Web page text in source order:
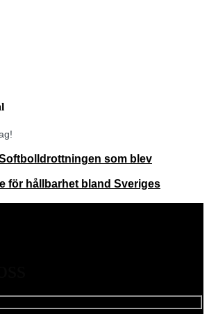
som blev
för hållbarhet bland Sveriges